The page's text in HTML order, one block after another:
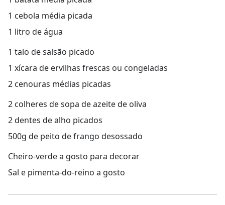
1 cebola média picada
1 litro de água
1 talo de salsão picado
1 xícara de ervilhas frescas ou congeladas
2 cenouras médias picadas
2 colheres de sopa de azeite de oliva
2 dentes de alho picados
500g de peito de frango desossado
Cheiro-verde a gosto para decorar
Sal e pimenta-do-reino a gosto